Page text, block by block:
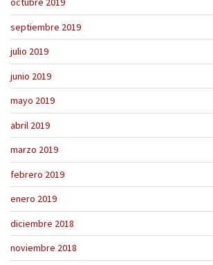
septiembre 2019
julio 2019
junio 2019
mayo 2019
abril 2019
marzo 2019
febrero 2019
enero 2019
diciembre 2018
noviembre 2018